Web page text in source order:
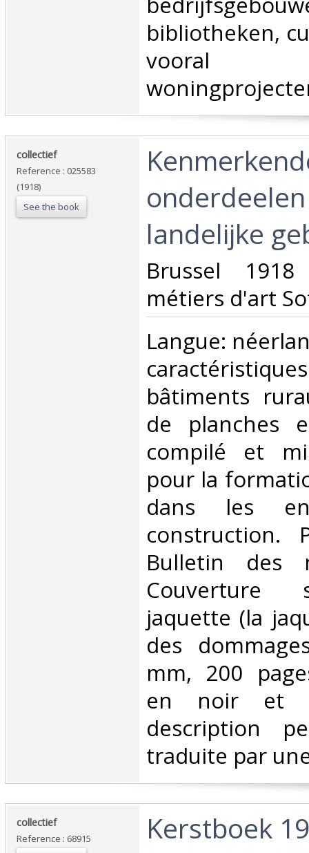
bibliotheken,
vooral
‎collectief‎
Reference : 025583
(1918)
See the book
landelijke
‎Brussel
métiers d'art
‎Langue:
bâtiments
de planches
compilé et
pour la
dans les
construction.
Bulletin des
Couverture
jaquette (la
des
mm, 200
en noir et
description
traduite par
‎collectief‎
Reference : 68915
‎Kerstboek